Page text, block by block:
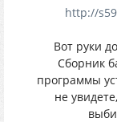
http://
Вот руки
Сборник
программы
не